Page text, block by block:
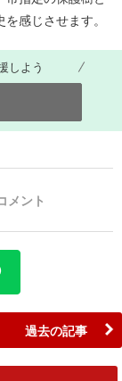
感じさせます。
しよう
メント
過去の記事